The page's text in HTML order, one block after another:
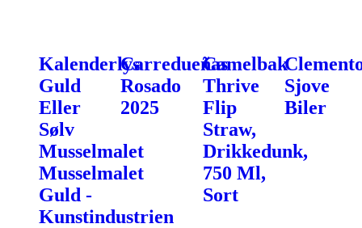
Kalenderlys
Guld
Eller
Sølv
Musselmalet
Musselmalet
Guld -
Kunstindustrien
Carredueñas
Rosado
2025
Camelbak
Thrive
Flip
Straw,
Drikkedunk,
750 Ml,
Sort
Sjove
Biler